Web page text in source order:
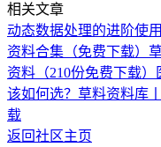
相关文章
动态数据处理的进阶使
资料合集（免费下载）
资料（210份免费下载）
该如何选？ 草料资料库
载
返回社区主页